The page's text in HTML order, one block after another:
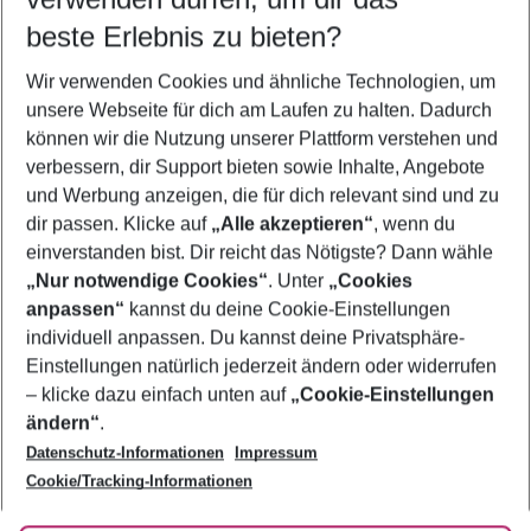
5-8 Nächte
2 Erwachsene Keine Kinder
Mehr Filter anzeigen
Footer
Footer navigation
Über uns
AGB
Bestpreisgarantie
Cookie-Einstellungen ändern
Cookie-Richtlinie
Agenturbetreuung
Barrierefreies Reisen
Folge uns
beste Erlebnis zu bieten?
Wir verwenden Cookies und ähnliche Technologien, um
unsere Webseite für dich am Laufen zu halten. Dadurch
können wir die Nutzung unserer Plattform verstehen und
verbessern, dir Support bieten sowie Inhalte, Angebote
und Werbung anzeigen, die für dich relevant sind und zu
dir passen. Klicke auf „Alle akzeptieren“, wenn du
einverstanden bist. Dir reicht das Nötigste? Dann wähle
„Nur notwendige Cookies“. Unter „Cookies
anpassen“ kannst du deine Cookie-Einstellungen
individuell anpassen. Du kannst deine Privatsphäre-
Einstellungen natürlich jederzeit ändern oder widerrufen
– klicke dazu einfach unten auf „Cookie-Einstellungen
ändern“.
Datenschutz-Informationen
Impressum
Cookie/Tracking-Informationen